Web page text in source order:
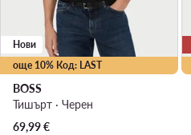
още 10% Код: LAST
Нови
BOSS
Тишърт · Черен
69,99€